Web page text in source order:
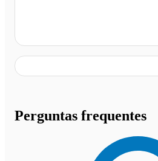
Perguntas frequentes